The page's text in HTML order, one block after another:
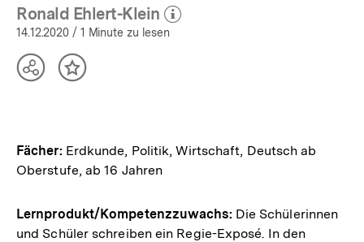
Ronald Ehlert-Klein
(Mehr zum Autor)
öffnen
14.12.2020 / 1 Minute zu lesen
TeilenInhalt
Fächer: Erdkunde, Politik, Wirtschaft, Deutsch ab
Oberstufe, ab 16 Jahren
Lernprodukt/Kompetenzzuwachs: Die Schülerinnen
und Schüler schreiben ein Regie-Exposé. In den